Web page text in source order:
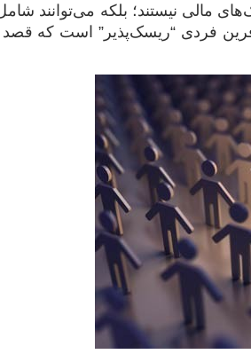
مالی نیستند؛ بلکه می‌توانند
فردی “ریسک‌پذیر” است که